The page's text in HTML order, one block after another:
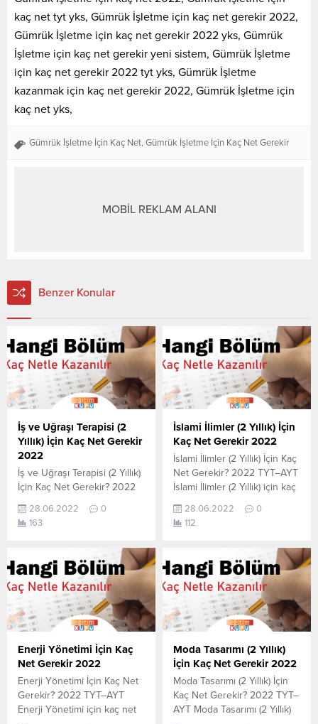
kaç net tyt yks, Gümrük İşletme için kaç net gerekir 2022,
Gümrük İşletme için kaç net gerekir 2022 yks, Gümrük
İşletme için kaç net gerekir yeni sistem, Gümrük İşletme
için kaç net gerekir 2022 tyt yks, Gümrük İşletme
kazanmak için kaç net gerekir 2022, Gümrük İşletme için
kaç net yks,
Gümrük İşletme İçin Kaç Net,Gümrük İşletme İçin Kaç Net Gerekir
MOBİL REKLAM ALANI
Benzer Konular
İş ve Uğraşı Terapisi (2
Yıllık) İçin Kaç Net Gerekir
2022
İş ve Uğraşı Terapisi (2 Yıllık)
İçin Kaç Net Gerekir? 2022
Terapisi (2 Yıllık) için kaç net
yapmam gerekir sorusunun
öğrenebilirsiniz. Bu veriler
2021 TYT-AYT sınavında en
son yerleşen öğrencilerin
yapmış olduğu netlerdir.
YÖKATLAS YKS-TYT Net
Sihirbazı, YKS-TYT Net
Sihirbazı. Sayfamızdaki
verilerin tamamı
28.06.2022
0
163
İslami İlimler (2 Yıllık) İçin
Kaç Net Gerekir 2022
İslami İlimler (2 Yıllık) İçin Kaç
Net Gerekir? 2022 TYT–AYT
İslami İlimler (2 Yıllık) için kaç
sorusunun cevabını
aşağıdan öğrenebilirsiniz. Bu
sınavında en son yerleşen
öğrencilerin yapmış olduğu
netlerdir. YÖKATLAS YKS-
TYT Net Sihirbazı, YKS-TYT
Net Sihirbazı. Sayfamızdaki
verilerin tamamı
YÖK tarafından yayınlanmış
olan en son güncel...
28.06.2022
0
112
Enerji Yönetimi İçin Kaç
Net Gerekir 2022
Enerji Yönetimi İçin Kaç Net
Gerekir? 2022 TYT–AYT
Enerji Yönetimi için kaç net
Moda Tasarımı (2 Yıllık)
İçin Kaç Net Gerekir 2022
Moda Tasarımı (2 Yıllık) İçin
Kaç Net Gerekir? 2022 TYT–
AYT Moda Tasarımı (2 Yıllık)